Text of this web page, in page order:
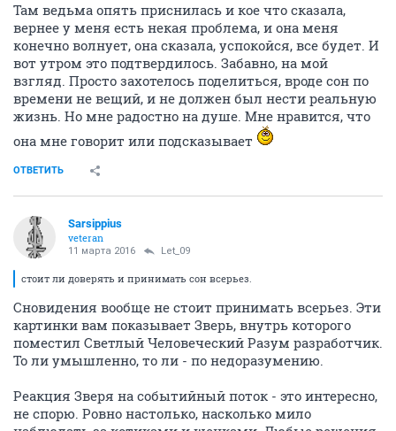
Там ведьма опять приснилась и кое что сказала,
вернее у меня есть некая проблема, и она меня
конечно волнует, она сказала, успокойся, все будет. И
вот утром это подтвердилось. Забавно, на мой
взгляд. Просто захотелось поделиться, вроде сон по
времени не вещий, и не должен был нести реальную
жизнь. Но мне радостно на душе. Мне нравится, что
она мне говорит или подсказывает
ОТВЕТИТЬ
Sarsippius
veteran
11 марта 2016 Let_09
стоит ли доверять и принимать сон всерьез.
Сновидения вообще не стоит принимать всерьез. Эти
картинки вам показывает Зверь, внутрь которого
поместил Светлый Человеческий Разум разработчик.
То ли умышленно, то ли - по недоразумению.
Реакция Зверя на событийный поток - это интересно,
не спорю. Ровно настолько, насколько мило